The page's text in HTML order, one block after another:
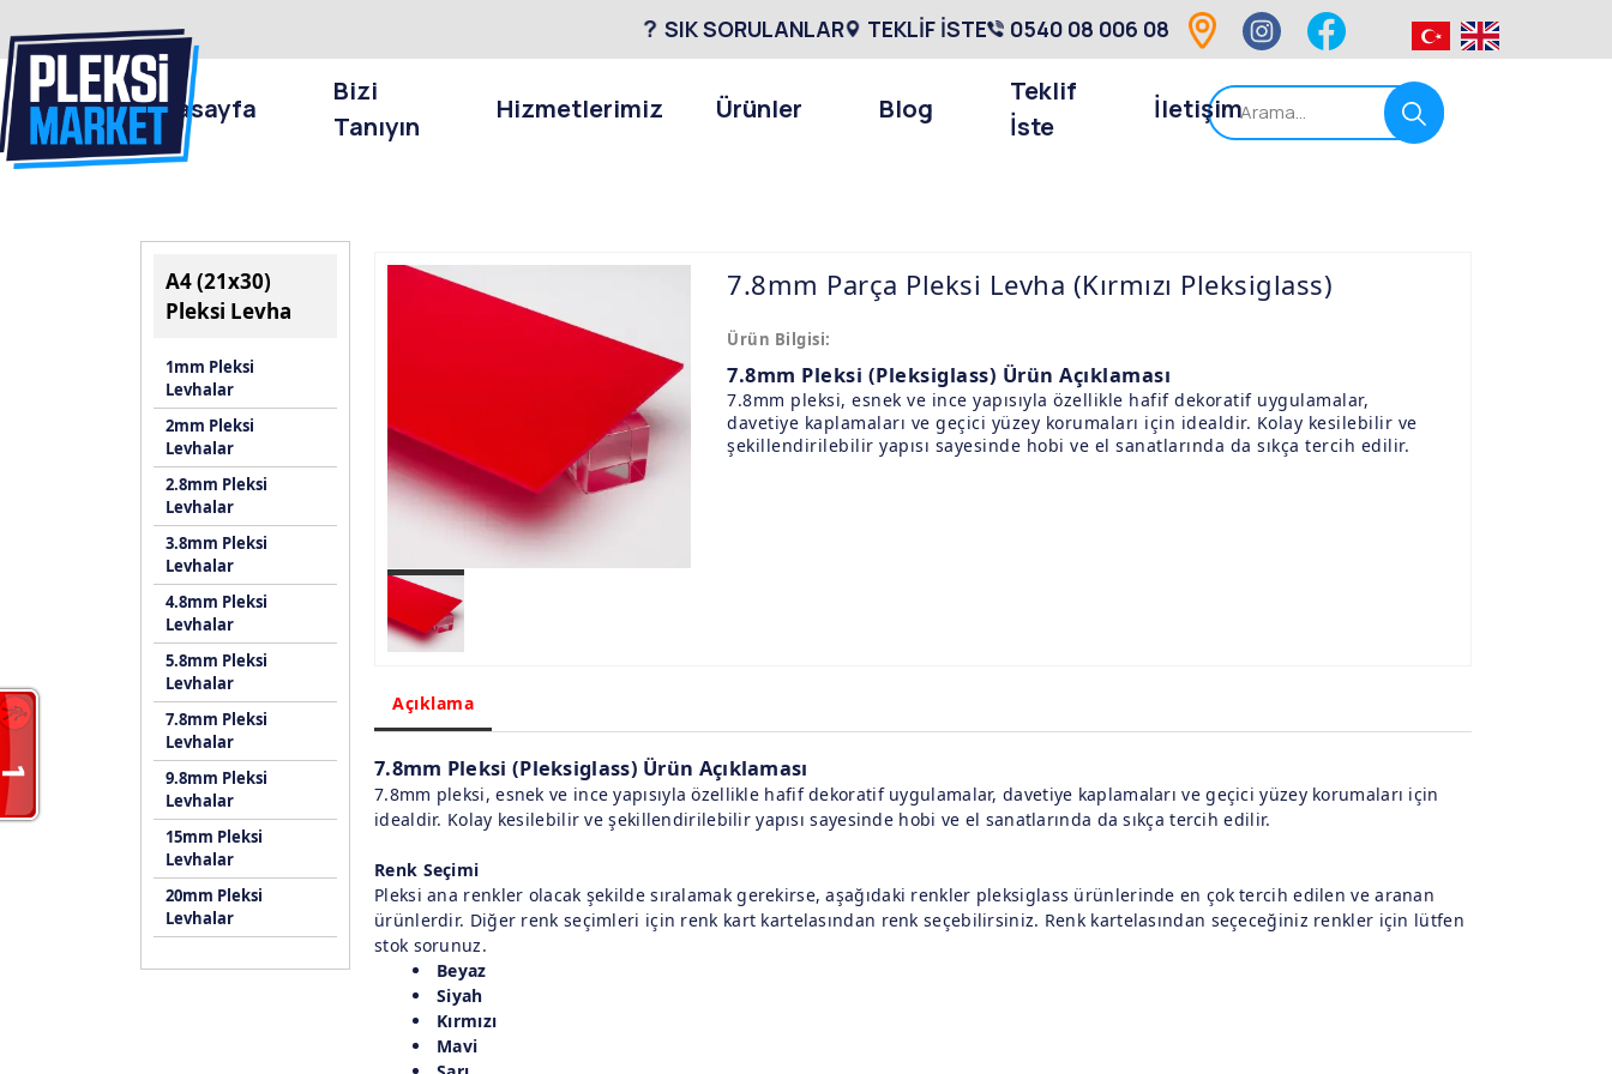
A4 (21x30)
Pleksi Levha
1mm Pleksi
Levhalar
2mm Pleksi
Levhalar
2.8mm Pleksi
Levhalar
3.8mm Pleksi
Levhalar
4.8mm Pleksi
Levhalar
5.8mm Pleksi
Levhalar
7.8mm Pleksi
Levhalar
9.8mm Pleksi
Levhalar
15mm Pleksi
Levhalar
20mm Pleksi
Levhalar
7.8mm Parça Pleksi Levha (Kırmızı Pleksiglass)
Ürün Bilgisi:
7.8mm Pleksi (Pleksiglass) Ürün Açıklaması
7.8mm pleksi, esnek ve ince yapısıyla özellikle hafif dekoratif uygulamalar,
davetiye kaplamaları ve geçici yüzey korumaları için idealdir. Kolay kesilebilir ve
şekillendirilebilir yapısı sayesinde hobi ve el sanatlarında da sıkça tercih edilir.
Açıklama
7.8mm Pleksi (Pleksiglass) Ürün Açıklaması
7.8mm pleksi, esnek ve ince yapısıyla özellikle hafif dekoratif uygulamalar, davetiye kaplamaları ve geçici yüzey korumaları için
idealdir. Kolay kesilebilir ve şekillendirilebilir yapısı sayesinde hobi ve el sanatlarında da sıkça tercih edilir.
Renk Seçimi
Pleksi ana renkler olacak şekilde sıralamak gerekirse, aşağıdaki renkler pleksiglass ürünlerinde en çok tercih edilen ve aranan
ürünlerdir. Diğer renk seçimleri için renk kart kartelasından renk seçebilirsiniz. Renk kartelasından seçeceğiniz renkler için lütfen
stok sorunuz.
Beyaz
Siyah
Kırmızı
Mavi
SIK SORULANLAR TEKLİF İSTE 0540 08 006 08
Anasayfa
Bizi
Tanıyın
Hizmetlerimiz Ürünler Blog
Teklif
İste
İletişim